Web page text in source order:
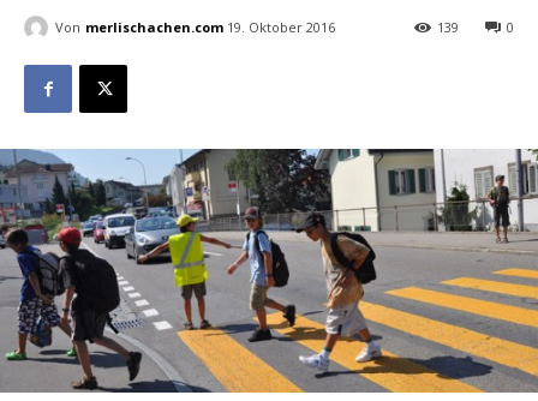
Von merlischachen.com 19. Oktober 2016 0
139